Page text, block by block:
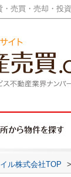
・売買・売却・投
ル株式会社TOP >